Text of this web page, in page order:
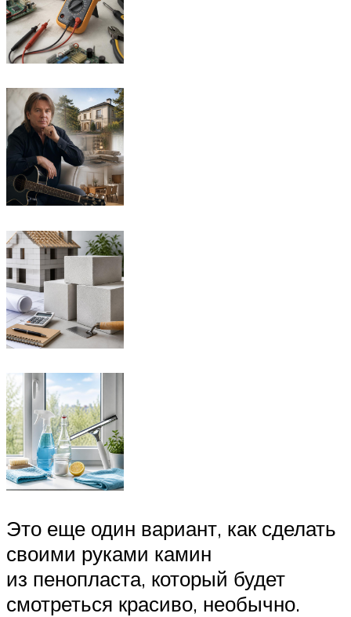
Это еще один вариант, как сделать
своими руками камин
из пенопласта, который будет
смотреться красиво, необычно.